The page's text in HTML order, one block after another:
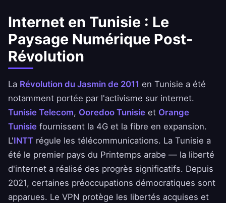
Internet en Tunisie : Le
Paysage Numérique Post-
Révolution
La Révolution du Jasmin de 2011 en Tunisie a été
notamment portée par l'activisme sur internet.
Tunisie Telecom, Ooredoo Tunisie et Orange
Tunisie fournissent la 4G et la fibre en expansion.
L'INTT régule les télécommunications. La Tunisie a
été le premier pays du Printemps arabe — la liberté
d'internet a réalisé des progrès significatifs. Depuis
2021, certaines préoccupations démocratiques sont
apparues. Le VPN protège les libertés acquises et